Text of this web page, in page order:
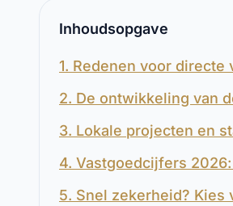
Inhoudsopgave
1. Redenen voor directe
2. De ontwikkeling van
3. Lokale projecten en
4. Vastgoedcijfers
5. Snel zekerheid? Kies